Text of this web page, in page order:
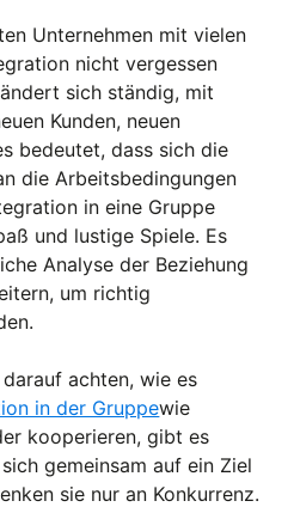
Unternehmen mit vielen
nicht vergessen
sich ständig, mit
Kunden, neuen
bedeutet, dass sich die
die Arbeitsbedingungen
in eine Gruppe
und lustige Spiele. Es
Analyse der Beziehung
um richtig
achten, wie es
in der Gruppewie
kooperieren, gibt es
gemeinsam auf ein Ziel
sie nur an Konkurrenz.